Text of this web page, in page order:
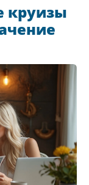
круизы